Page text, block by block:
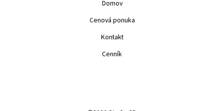
Domov
Cenová ponuka
Kontakt
Cenník